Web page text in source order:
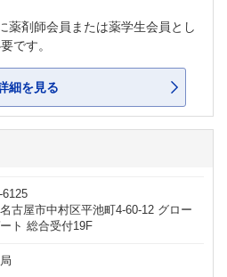
薬剤師会員または薬学生会員とし
です。
細を見る
6125
古屋市中村区平池町4-60-12 グロー
ト 総合受付19F